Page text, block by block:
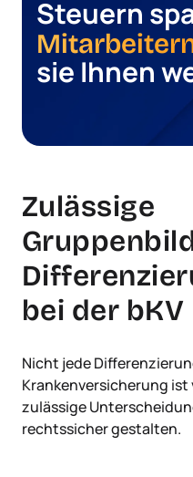
Steuern
sie Ihnen
Zulässige
bei der bKV
Nicht jede
Krankenversicherung
zulässige
rechtssicher gestalten.